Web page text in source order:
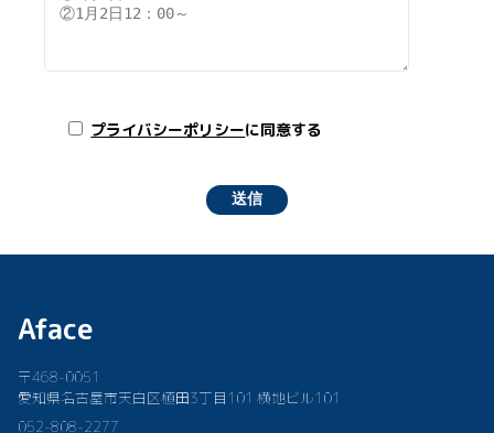
プライバシーポリシーに同意する
Aface
〒468-0051
愛知県名古屋市天白区植田3丁目101 横地ビル101
052-808-2277